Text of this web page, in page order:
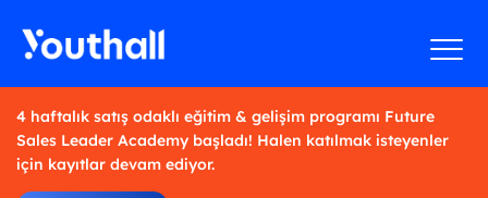
4 haftalık satış odaklı eğitim & gelişim programı Future
Sales Leader Academy başladı! Halen katılmak isteyenler
için kayıtlar devam ediyor.